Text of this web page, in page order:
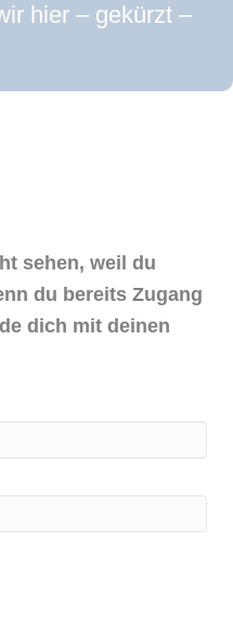
hier – gekürzt –
sehen, weil du
du bereits Zugang
dich mit deinen